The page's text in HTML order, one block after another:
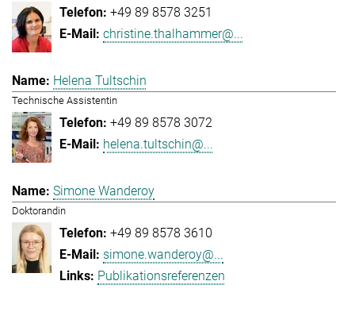
+49 89 8578 3251
christine.thalhammer@...
Helena Tultschin
Technische Assistentin
+49 89 8578 3072
helena.tultschin@...
Simone Wanderoy
Doktorandin
+49 89 8578 3610
simone.wanderoy@...
Publikationsreferenzen